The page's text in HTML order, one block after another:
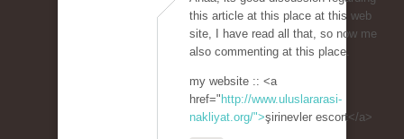
this article at this place at this web
site, I have read all that, so now me
also commenting at this place.
my website :: <a
href=" http://www.uluslararasi-
nakliyat.org/">şirinevler escort</a>